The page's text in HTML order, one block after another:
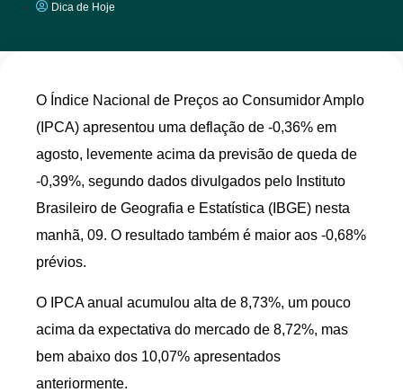
Dica de Hoje
O Índice Nacional de Preços ao Consumidor Amplo
(IPCA) apresentou uma deflação de -0,36% em
agosto, levemente acima da previsão de queda de
-0,39%, segundo dados divulgados pelo Instituto
Brasileiro de Geografia e Estatística (IBGE) nesta
manhã, 09. O resultado também é maior aos -0,68%
prévios.
O IPCA anual acumulou alta de 8,73%, um pouco
acima da expectativa do mercado de 8,72%, mas
bem abaixo dos 10,07% apresentados
anteriormente.